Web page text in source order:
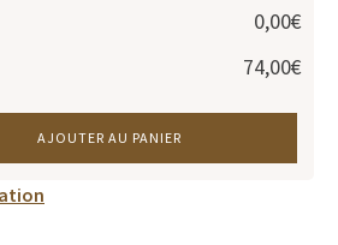
0,00€
74,00€
AJOUTER AU PANIER